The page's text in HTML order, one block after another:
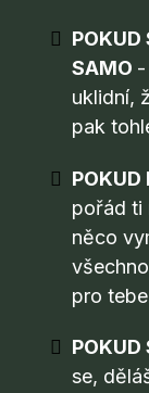
POKUD
SAMO -
uklidní,
pak
POKUD
pořád ti
něco
pro
POKUD
se,